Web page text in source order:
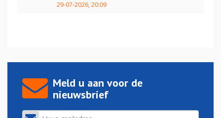
29-07-2026, 20:09
Meld u aan voor de
nieuwsbrief